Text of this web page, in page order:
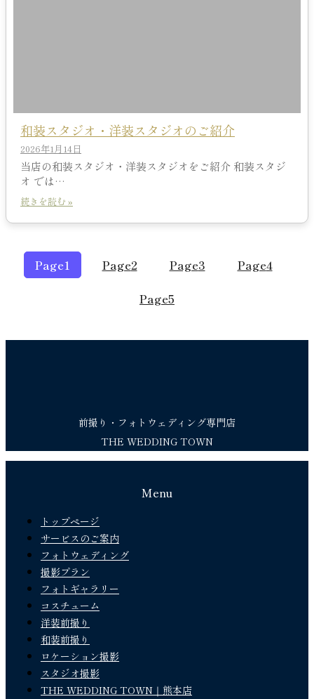
和装スタジオ・洋装スタジオのご紹介
2026年1月14日
当店の和装スタジオ・洋装スタジオをご紹介 和装スタジ
オ では…
続きを読む »
Page1 Page2 Page3 Page4
Page5
前撮り・フォトウェディング専門店
THE WEDDING TOWN
Menu
トップページ
サービスのご案内
フォトウェディング
撮影プラン
フォトギャラリー
コスチューム
洋装前撮り
和装前撮り
ロケーション撮影
スタジオ撮影
THE WEDDING TOWN｜熊本店